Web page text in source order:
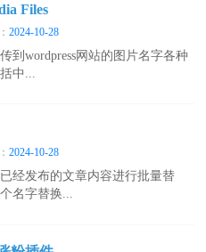
Files
2024-10-28
到wordpress网站的图片名字各种
中...
2024-10-28
经发布的文章内容进行批量替
名字替换...